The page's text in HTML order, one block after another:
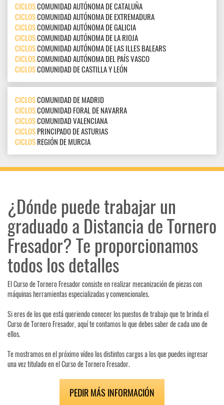
CICLOSCOMUNIDAD AUTÓNOMA DE CATALUÑA
CICLOSCOMUNIDAD AUTÓNOMA DE EXTREMADURA
CICLOSCOMUNIDAD AUTÓNOMA DE GALICIA
CICLOSCOMUNIDAD AUTÓNOMA DE LA RIOJA
CICLOSCOMUNIDAD AUTÓNOMA DE LAS ILLES BALEARS
CICLOSCOMUNIDAD AUTÓNOMA DEL PAÍS VASCO
CICLOSCOMUNIDAD DE CASTILLA Y LEÓN
CICLOSCOMUNIDAD DE MADRID
CICLOSCOMUNIDAD FORAL DE NAVARRA
CICLOSCOMUNIDAD VALENCIANA
CICLOSPRINCIPADO DE ASTURIAS
CICLOSREGIÓN DE MURCIA
¿Dónde puede trabajar un
graduado a Distancia de Tornero
Fresador? Te proporcionamos
todos los detalles
El Curso de Tornero Fresador consiste en realizar mecanización de piezas con
máquinas herramientas especializadas y convencionales.
Si eres de los que está queriendo conocer los puestos de trabajo que te brinda el
Curso de Tornero Fresador, aquí te contamos lo que debes saber de cada uno de
ellos.
Te mostramos en el próximo vídeo los distintos cargos a los que puedes ingresar
una vez titulado en el Curso de Tornero Fresador.
PEDIR MÁS INFORMACIÓN